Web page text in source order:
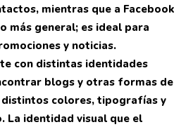
mientras que a Facebook
más general; es ideal para
y noticias.
con distintas identidades
blogs y otras formas de
colores, tipografías y
La identidad visual que el